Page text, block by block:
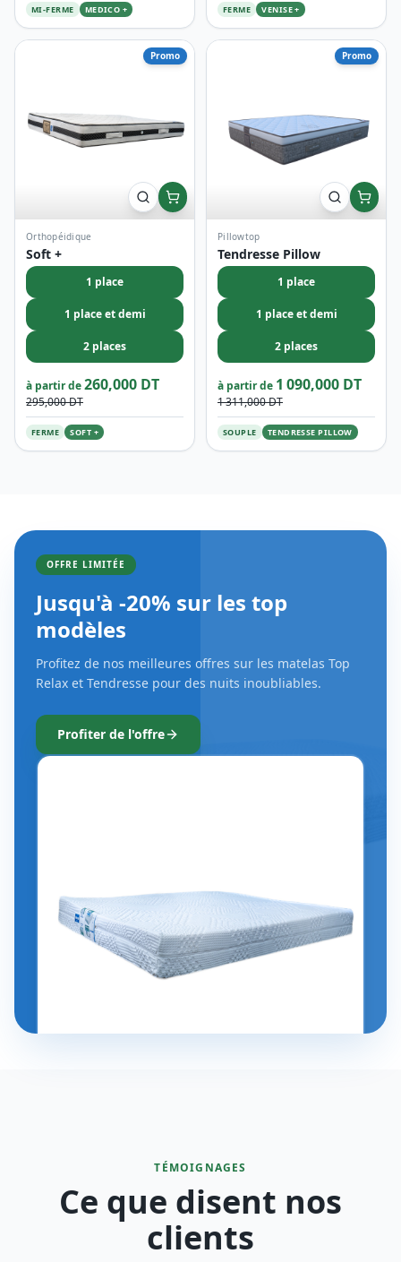
MI-FERME MEDICO + FERME VENISE +
Promo
Orthopéidique
Soft +
1 place
1 place et demi
2 places
à partir de260,000 DT
295,000 DT
FERME SOFT +
Promo
Pillowtop
Tendresse Pillow
1 place
1 place et demi
2 places
à partir de 1 090,000 DT
1 311,000 DT
SOUPLE TENDRESSE PILLOW
OFFRE LIMITÉE
Jusqu'à -20% sur les top
modèles
Profitez de nos meilleures offres sur les matelas Top
Relax et Tendresse pour des nuits inoubliables.
Profiter de l'offre
TÉMOIGNAGES
Ce que disent nos
clients